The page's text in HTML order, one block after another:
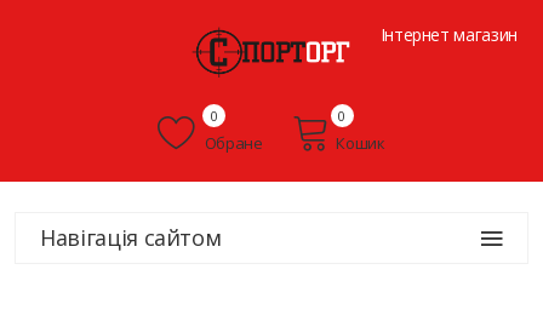
Інтернет магазин
Обране
0
Кошик
0
Навігація сайтом